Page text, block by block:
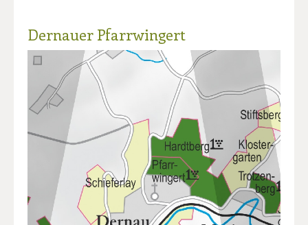
Dernauer Pfarrwingert